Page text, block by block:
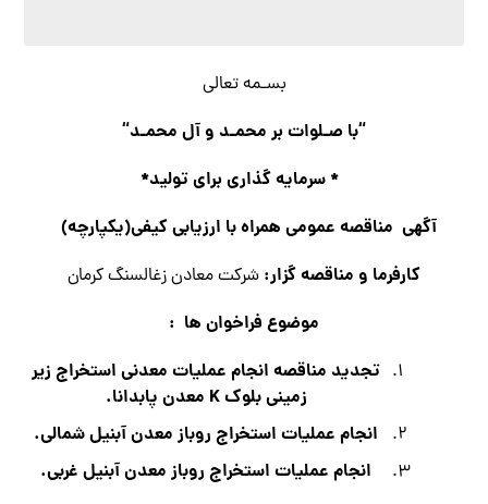
بسـمه تعالی
“با صـلوات بر محمـد و آل محمـد“
* سرمایه گذاری برای تولید*
آگهي مناقصه عمومی همراه با ارزیابی کیفی(یکپارچه)
كارفرما و مناقصه گزار: شركت معادن زغالسنگ كرمان
موضوع فراخوان ها :
تجدید مناقصه انجام عمليات معدني استخراج زير
زميني بلوكK معدن پابدانا.
انجام عمليات استخراج روباز معدن آبنیل شمالی.
انجام عمليات استخراج روباز معدن آبنیل غربی.